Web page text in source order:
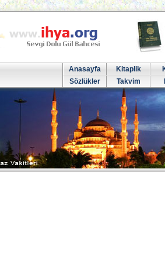
Anasayfa Kitaplik
Sözlükler
Takvim